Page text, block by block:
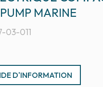
03-011
MARINE
D'INFORMATION